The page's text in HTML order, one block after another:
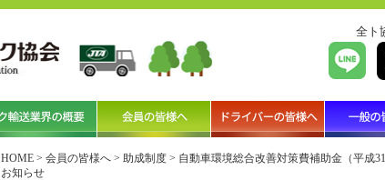
全ト
HOME > 会員の皆様へ > 助成制度 > 自動車環境総合改善対策費補助金（平成
お知らせ